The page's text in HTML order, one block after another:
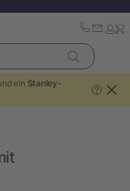
ein Stanley-
?